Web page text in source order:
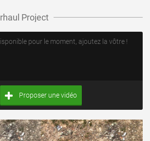
Project
pour le moment, ajoutez la vôtre !
Proposer une vidéo